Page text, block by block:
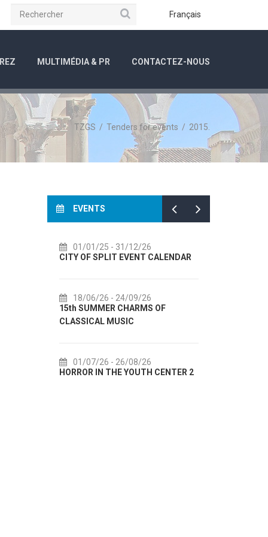
Français
Rechercher
MULTIMÉDIA & PR CONTACTEZ-NOUS
TZGS / Tenders for events / 2015.
EVENTS
01/01/25 - 31/12/26
CITY OF SPLIT EVENT CALENDAR
18/06/26 - 24/09/26
15th SUMMER CHARMS OF
CLASSICAL MUSIC
01/07/26 - 26/08/26
HORROR IN THE YOUTH CENTER 2